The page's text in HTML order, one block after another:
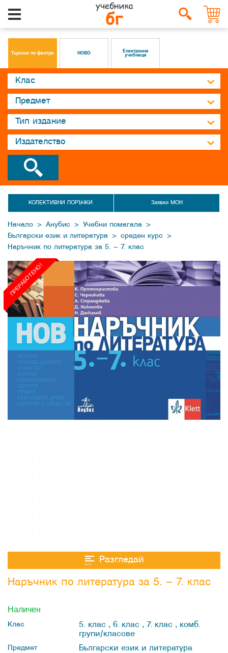
Търсене по филтри НОВО
Електронни
учебници
КОЛЕКТИВНИ ПОРЪЧКИ Заявки МОН
Начало > Анубис > Учебни помагала >
Български език и литература > среден курс >
Наръчник по литература за 5. – 7. клас
ПРЕРАБОТЕНО!
Разгледай
Наръчник по литература за 5. – 7. клас
Наличен
Клас
5. клас , 6. клас , 7. клас , комб.
групи/класове
Предмет Български език и литература